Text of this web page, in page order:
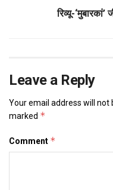
रिव्यू-
Leave a Reply
Your email address will not
marked *
Comment *